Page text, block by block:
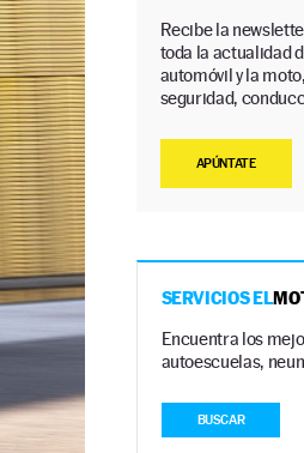
Recibe la
toda la actualidad
automóvil y la
seguridad,
APÚNTATE
SERVICIOS EL
Encuentra los
autoescuelas,
BUSCAR